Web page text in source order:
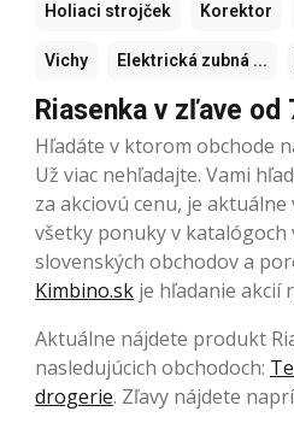
Holiaci strojček Korektor
Vichy Elektrická zubná ...
Riasenka v zľave od
Hľadáte v ktorom obchode
Už viac nehľadajte. Vami
za akciovú cenu, je
všetky ponuky v katalógoch
slovenských obchodov a
Kimbino.sk je hľadanie akcií
Aktuálne nájdete produkt
nasledujúcich obchodoch:
drogerie. Zľavy nájdete